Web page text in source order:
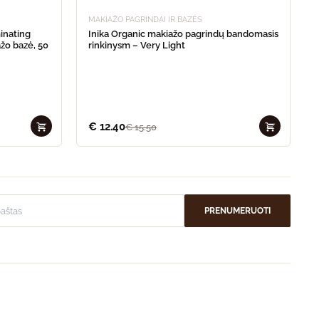
bazė, 50
MAKIAŽO PAGRINDAI IR BAZĖS
Inika Organic makiažo pagrindų bandomasis
rinkinysm – Very Light
€ 12.40€15.50
PRENUMERUOTI